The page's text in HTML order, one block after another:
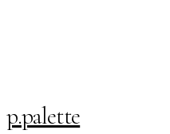
p.palette